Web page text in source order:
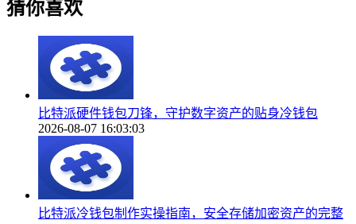
猜你喜欢
比特派硬件钱包刀锋，守护数字资产的贴身冷钱包
2026-08-07 16:03:03
比特派冷钱包制作实操指南，安全存储加密资产的完整